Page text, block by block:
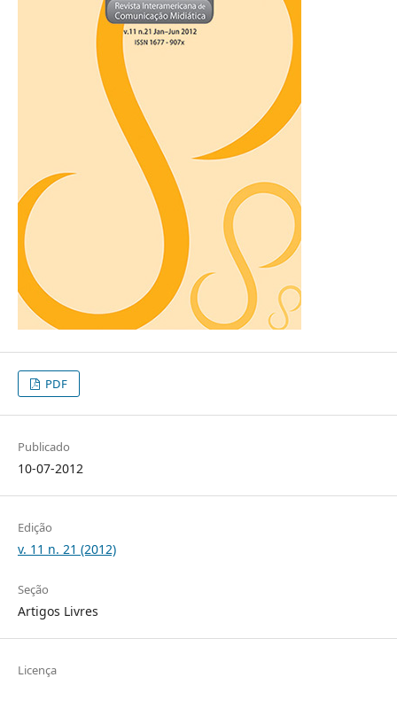
PDF
Publicado
10-07-2012
Edição
v. 11 n. 21 (2012)
Seção
Artigos Livres
Licença